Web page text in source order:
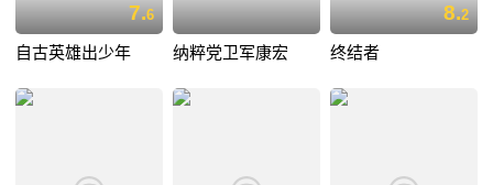
7.6
自古英雄出少年 纳粹党卫军康宏
8.2
终结者